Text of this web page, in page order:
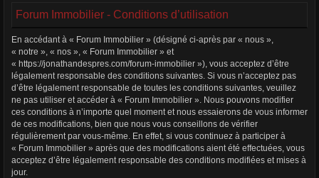
Forum Immobilier - Conditions d’utilisation
En accédant à « Forum Immobilier » (désigné ci-après par « nous »,
« notre », « nos », « Forum Immobilier » et
« https://jonathandespres.com/forum-immobilier »), vous acceptez d’être
légalement responsable des conditions suivantes. Si vous n’acceptez pas
d’être légalement responsable de toutes les conditions suivantes, veuillez
ne pas utiliser et accéder à « Forum Immobilier ». Nous pouvons modifier
ces conditions à n’importe quel moment et nous essaierons de vous informer
de ces modifications, bien que nous vous conseillons de vérifier
régulièrement par vous-même. En effet, si vous continuez à participer à
« Forum Immobilier » après que des modifications aient été effectuées, vous
acceptez d’être légalement responsable des conditions modifiées et mises à
jour.